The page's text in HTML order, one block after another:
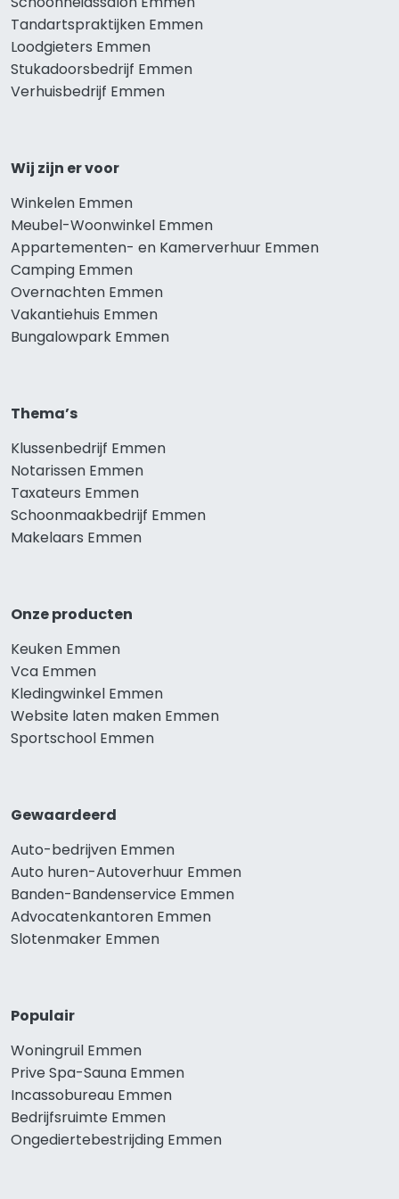
Tandartspraktijken Emmen
Loodgieters Emmen
Stukadoorsbedrijf Emmen
Verhuisbedrijf Emmen
Wij zijn er voor
Winkelen Emmen
Meubel-Woonwinkel Emmen
Appartementen- en Kamerverhuur Emmen
Camping Emmen
Overnachten Emmen
Vakantiehuis Emmen
Bungalowpark Emmen
Thema’s
Klussenbedrijf Emmen
Notarissen Emmen
Taxateurs Emmen
Schoonmaakbedrijf Emmen
Makelaars Emmen
Onze producten
Keuken Emmen
Vca Emmen
Kledingwinkel Emmen
Website laten maken Emmen
Sportschool Emmen
Gewaardeerd
Auto-bedrijven Emmen
Auto huren-Autoverhuur Emmen
Banden-Bandenservice Emmen
Advocatenkantoren Emmen
Slotenmaker Emmen
Populair
Woningruil Emmen
Prive Spa-Sauna Emmen
Incassobureau Emmen
Bedrijfsruimte Emmen
Ongediertebestrijding Emmen